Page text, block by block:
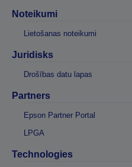
Noteikumi
Lietošanas noteikumi
Juridisks
Drošības datu lapas
Partners
Epson Partner Portal
LPGA
Technologies